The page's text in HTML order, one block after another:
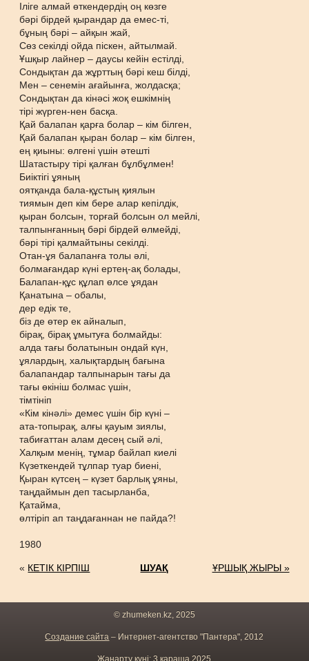
Іліге алмай өткендердің оң көзге
бәрі бірдей қырандар да емес-ті,
бұның бәрі – айқын жай,
Сөз секілді ойда піскен, айтылмай.
Ұшқыр лайнер – даусы кейін естілді,
Сондықтан да жұрттың бәрі кеш білді,
Мен – сенемін ағайынға, жолдасқа;
Сондықтан да кінәсі жоқ ешкімнің
тірі жүрген-нен басқа.
Қай балапан қарға болар – кім білген,
Қай балапан қыран болар – кім білген,
ең қиыны: өлгені үшін әтешті
Шатастыру тірі қалған бұлбұлмен!
Биіктігі ұяның
оятқанда бала-құстың қиялын
тиямын деп кім бере алар кепілдік,
қыран болсын, торғай болсын ол мейлі,
талпынғанның бәрі бірдей өлмейді,
бәрі тірі қалмайтыны секілді.
Отан-ұя балапанға толы әлі,
болмағандар күні ертең-ақ болады,
Балапан-құс құлап өлсе ұядан
Қанатына – обалы,
дер едік те,
біз де өтер ек айналып,
бірақ, бірақ ұмытуға болмайды:
алда тағы болатынын ондай күн,
ұялардың, халықтардың бағына
балапандар талпынарын тағы да
тағы өкініш болмас үшін,
тімтініп
«Кім кінәлі» демес үшін бір күні –
ата-топырақ, алғы қауым зиялы,
табиғаттан алам десең сый әлі,
Халқым менің, тұмар байлап киелі
Күзеткендей тұлпар туар биені,
Қыран күтсең – күзет барлық ұяны,
таңдаймын деп тасырланба,
Қатайма,
өлтіріп ап таңдағаннан не пайда?!
1980
« КЕТІК КІРПІШ ШУАҚ ҰРШЫҚ ЖЫРЫ »
© zhumeken.kz, 2025
Создание сайта – Интернет-агентство "Пантера", 2012
Жаңарту күні: 3 қараша 2025